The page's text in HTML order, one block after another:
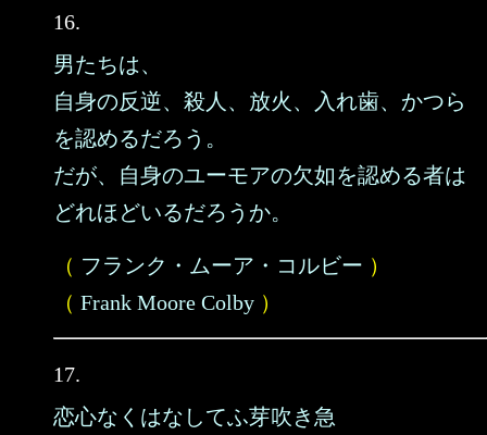
16.
男たちは、
自身の反逆、殺人、放火、入れ歯、かつら
を認めるだろう。
だが、自身のユーモアの欠如を認める者は
どれほどいるだろうか。
（ フランク・ムーア・コルビー ）
（ Frank Moore Colby ）
17.
恋心なくはなしてふ芽吹き急